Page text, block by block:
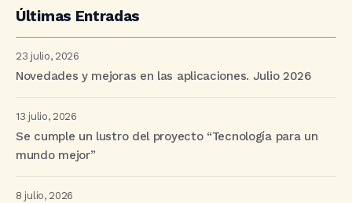
Últimas Entradas
23 julio, 2026
Novedades y mejoras en las aplicaciones. Julio 2026
13 julio, 2026
Se cumple un lustro del proyecto “Tecnología para un
mundo mejor”
8 julio, 2026